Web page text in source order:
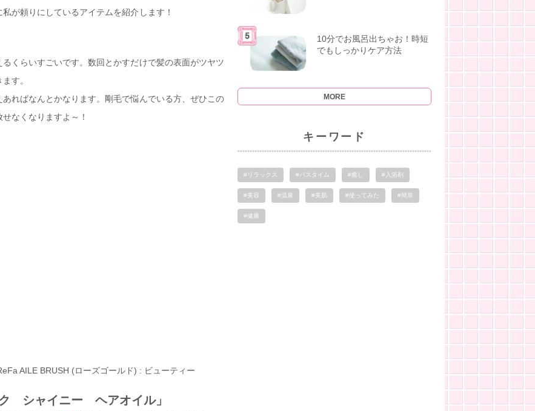
が頼りにしているアイテムを紹介します！
くらいすごいです。数回とかすだけで髪の表面がツヤツ
す。
ればなんとかなります。剛毛で悩んでいる方、ぜひこの
なくなりますよ～！
AILE BRUSH (ローズゴールド) : ビューティー
シャイニー ヘアオイル」
10分でお風呂出ちゃお！時短
でもしっかりケア方法
MORE
キーワード
#リラックス #バスタイム #癒し #入浴剤
#美容 #温泉 #美肌 #使ってみた #簡単
#健康